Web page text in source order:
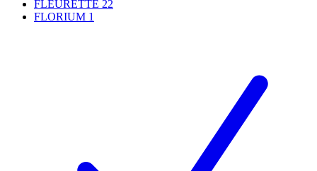
FLEURETTE 22
FLORIUM 1